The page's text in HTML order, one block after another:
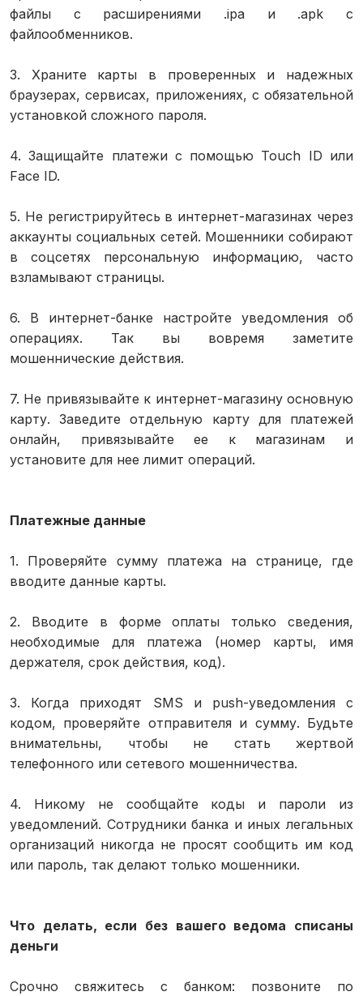
файлы с расширениями .ipa и .apk с
файлообменников.
3. Храните карты в проверенных и надежных
браузерах, сервисах, приложениях, с обязательной
установкой сложного пароля.
4. Защищайте платежи с помощью Touch ID или
Face ID.
5. Не регистрируйтесь в интернет-магазинах через
аккаунты социальных сетей. Мошенники собирают
в соцсетях персональную информацию, часто
взламывают страницы.
6. В интернет-банке настройте уведомления об
операциях. Так вы вовремя заметите
мошеннические действия.
7. Не привязывайте к интернет-магазину основную
карту. Заведите отдельную карту для платежей
онлайн, привязывайте ее к магазинам и
установите для нее лимит операций.
Платежные данные
1. Проверяйте сумму платежа на странице, где
вводите данные карты.
2. Вводите в форме оплаты только сведения,
необходимые для платежа (номер карты, имя
держателя, срок действия, код).
3. Когда приходят SMS и push-уведомления с
кодом, проверяйте отправителя и сумму. Будьте
внимательны, чтобы не стать жертвой
телефонного или сетевого мошенничества.
4. Никому не сообщайте коды и пароли из
уведомлений. Сотрудники банка и иных легальных
организаций никогда не просят сообщить им код
или пароль, так делают только мошенники.
Что делать, если без вашего ведома списаны
деньги
Срочно свяжитесь с банком: позвоните по